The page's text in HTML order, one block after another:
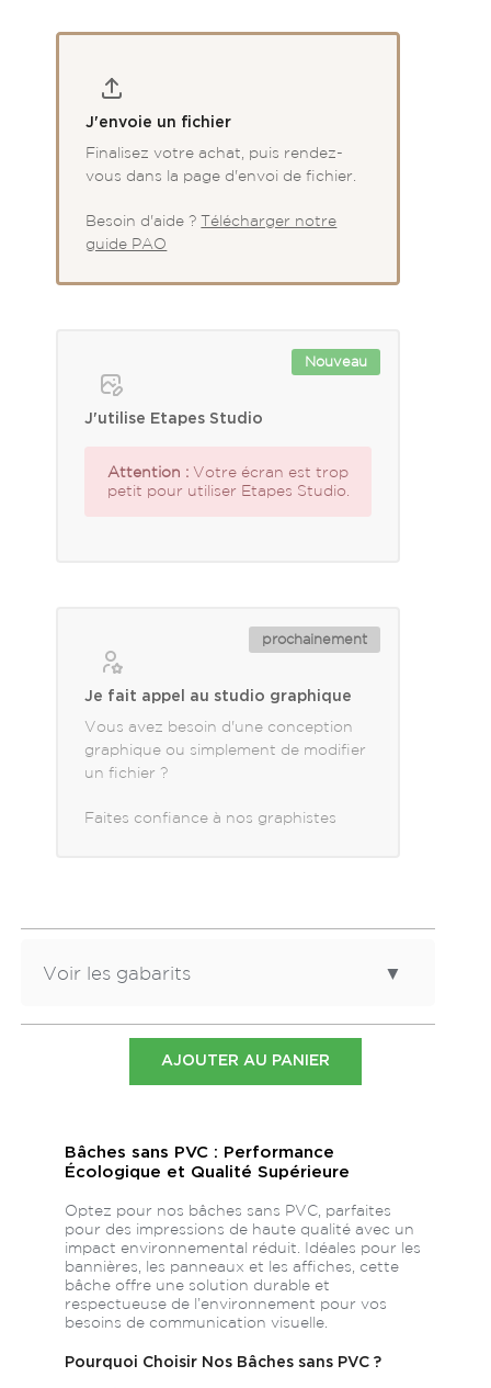
J'envoie un fichier
Finalisez votre achat, puis rendez-
vous dans la page d'envoi de fichier.
Besoin d'aide ?Télécharger notre
guide PAO
Nouveau
J'utilise Etapes Studio
Attention : Votre écran est trop
petit pour utiliser Etapes Studio.
prochainement
Je fait appel au studio graphique
Vous avez besoin d'une conception
graphique ou simplement de modifier
un fichier ?
Faites confiance à nos graphistes
Voir les gabarits ▼
Gabarit
50x50 cm
Télécharger le
Télécharger tout nos gabarits d'impression
Télécharger notre guide PAO pour vous aider dans
la création de votre fichier
AJOUTER AU PANIER
Bâches sans PVC : Performance
Écologique et Qualité Supérieure
Optez pour nos bâches sans PVC, parfaites
pour des impressions de haute qualité avec un
impact environnemental réduit. Idéales pour les
bannières, les panneaux et les affiches, cette
bâche offre une solution durable et
respectueuse de l’environnement pour vos
besoins de communication visuelle.
Pourquoi Choisir Nos Bâches sans PVC ?